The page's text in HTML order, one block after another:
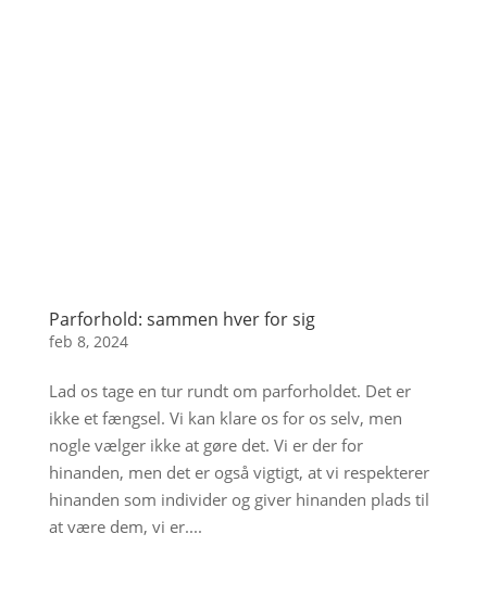
Parforhold: sammen hver for sig
feb 8, 2024
Lad os tage en tur rundt om parforholdet. Det er
ikke et fængsel. Vi kan klare os for os selv, men
nogle vælger ikke at gøre det. Vi er der for
hinanden, men det er også vigtigt, at vi respekterer
hinanden som individer og giver hinanden plads til
at være dem, vi er....